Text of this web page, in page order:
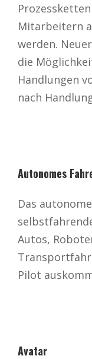
Mitarbeitern
werden.
die
Handlungen
nach
Autonomes
Das
Autos,
Pilot
Avatar